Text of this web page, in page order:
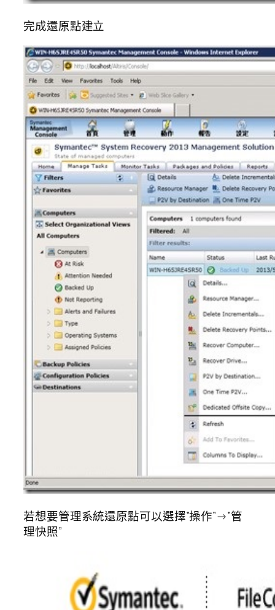
完成還原點建立
若想要管理系統還原點可以選擇”操作”→”管
理快照”